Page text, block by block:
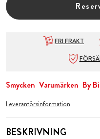
FRI FRAKT
Smycken Varumärken By
Leverantörsinformation
BESKRIVNING